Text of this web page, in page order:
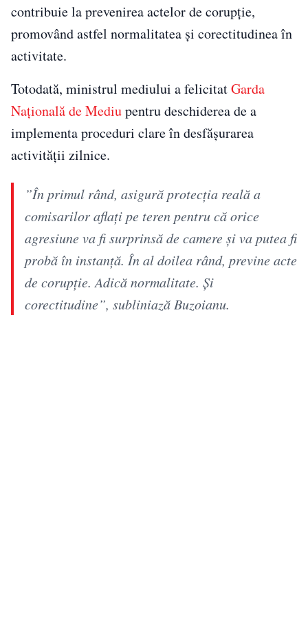
contribuie la prevenirea actelor de corupție,
promovând astfel normalitatea și corectitudinea în
activitate.
Totodată, ministrul mediului a felicitatGarda
Națională de Mediupentru deschiderea de a
implementa proceduri clare în desfășurarea
activității zilnice.
”În primul rând, asigură protecţia reală a
comisarilor aflaţi pe teren pentru că orice
agresiune va fi surprinsă de camere şi va putea fi
probă în instanţă. În al doilea rând, previne acte
de corupţie. Adică normalitate. Şi
corectitudine”, subliniază Buzoianu.